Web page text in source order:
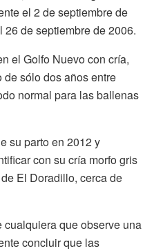
el 2 de septiembre de
de septiembre de 2006.
el Golfo Nuevo con cría,
sólo dos años entre
normal para las ballenas
su parto en 2012 y
con su cría morfo gris
El Doradillo, cerca de
cualquiera que observe una
concluir que las